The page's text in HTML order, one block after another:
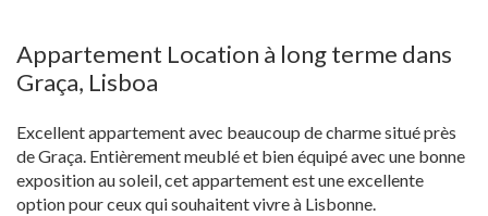
Appartement Location à long terme dans
Graça, Lisboa
Excellent appartement avec beaucoup de charme situé près
de Graça. Entièrement meublé et bien équipé avec une bonne
exposition au soleil, cet appartement est une excellente
option pour ceux qui souhaitent vivre à Lisbonne.